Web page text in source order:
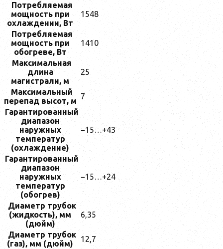
Потребляемая
мощность при
охлаждении, Вт
1548
Потребляемая
мощность при
обогреве, Вт
1410
Максимальная
длина
магистрали, м
25
Максимальный
перепад высот, м 7
Гарантированный
диапазон
наружных
температур
(охлаждение)
−15…+43
Гарантированный
диапазон
наружных
температур
(обогрев)
−15…+24
Диаметр трубок
(жидкость), мм
(дюйм)
6,35
Диаметр трубок
(газ), мм (дюйм)
12,7